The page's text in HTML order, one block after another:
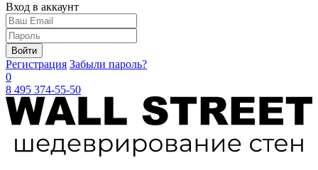
Вход в аккаунт
Войти
Регистрация Забыли пароль?
0
8 495 374-55-50